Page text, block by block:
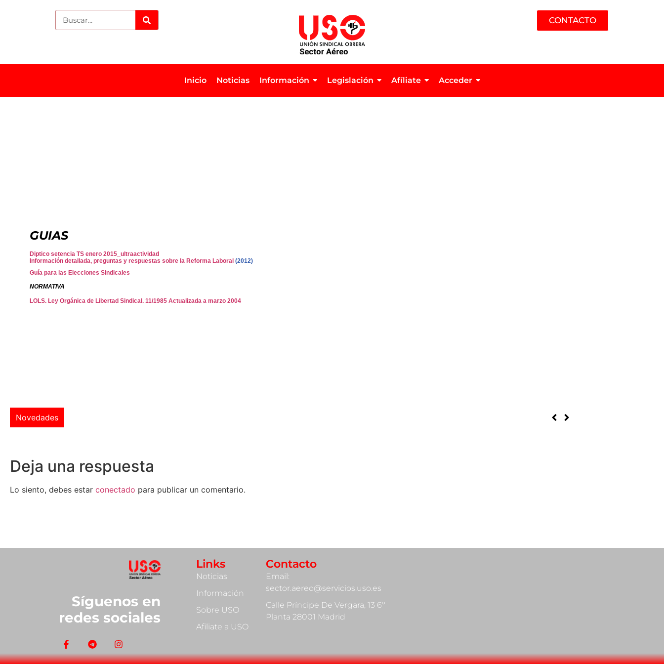
CONTACTO
Inicio Noticias Información Legislación Afíliate Acceder
GUIAS
Diptico setencia TS enero 2015_ultraactividad
Información detallada, preguntas y respuestas sobre la Reforma Laboral (2012)
Guía para las Elecciones Sindicales
NORMATIVA
LOLS. Ley Orgánica de Libertad Sindical. 11/1985 Actualizada a marzo 2004
Novedades
Deja una respuesta
Lo siento, debes estar conectado para publicar un comentario.
Síguenos en
redes sociales
Links
Noticias
Información
Sobre USO
Afiliate a USO
Contacto
Email:
sector.aereo@servicios.uso.es
Calle Príncipe De Vergara, 13 6º
Planta 28001 Madrid